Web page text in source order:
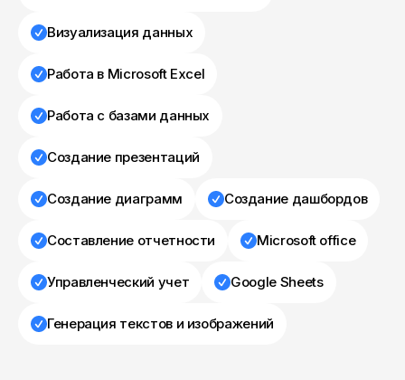
Визуализация данных
Работа в Microsoft Excel
Работа с базами данных
Создание презентаций
Создание диаграмм Создание дашбордов
Составление отчетности Microsoft office
Управленческий учет Google Sheets
Генерация текстов и изображений